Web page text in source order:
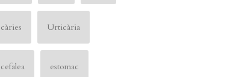
càries Urticària
cefalea estomac